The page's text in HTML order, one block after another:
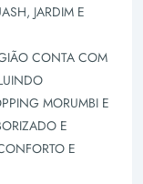
JARDIM E
CONTA COM
MORUMBI E
E
E